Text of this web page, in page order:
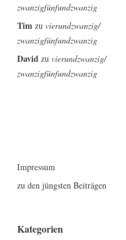
zwanzigfünfundzwanzig
Tim zu vierundzwanzig/
zwanzigfünfundzwanzig
David zu vierundzwanzig/
zwanzigfünfundzwanzig
Impressum
zu den jüngsten Beiträgen
Kategorien